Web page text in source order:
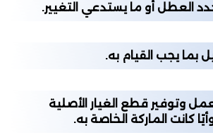
العطل أو ما يستدعي التغيير.
بما يجب القيام به.
وتوفير قطع الغيار الأصلية
كانت الماركة الخاصة به.